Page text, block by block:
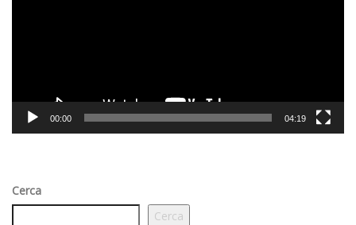
00:00 04:19
Cerca
Cerca